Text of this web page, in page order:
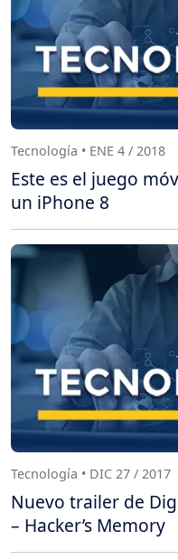
Tecnología • ENE 4 / 2018
Este es el juego
un iPhone 8
Tecnología • DIC 27 / 2017
Nuevo trailer de
– Hacker’s Memory